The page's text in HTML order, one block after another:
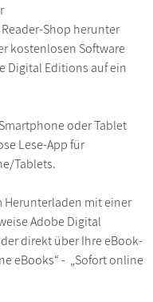
Shop herunter
kostenlosen Software
Digital Editions auf ein
oder Tablet
Lese-App für
Tablets.
Herunterladen mit einer
Adobe Digital
direkt über Ihre eBook-
eBooks“ - „Sofort online